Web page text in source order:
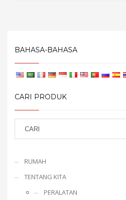
BAHASA-BAHASA
CARI PRODUK
RUMAH
TENTANG KITA
PERALATAN